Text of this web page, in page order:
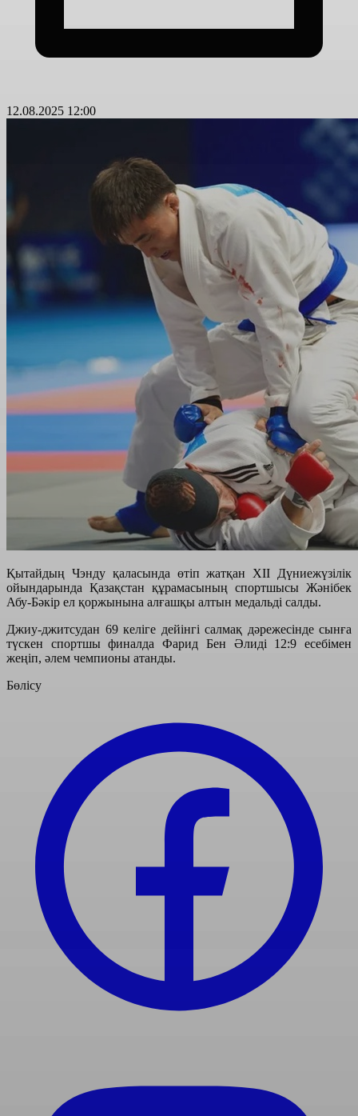
12.08.2025 12:00
Қытайдың Чэнду қаласында өтіп жатқан XII Дүниежүзілік
ойындарында Қазақстан құрамасының спортшысы Жәнібек
Абу-Бәкір ел қоржынына алғашқы алтын медальді салды.
Джиу-джитсудан 69 келіге дейінгі салмақ дәрежесінде сынға
түскен спортшы финалда Фарид Бен Әлиді 12:9 есебімен
жеңіп, әлем чемпионы атанды.
Бөлісу